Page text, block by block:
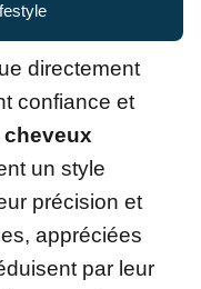
directement
confiance et
un style
précision et
appréciées
par leur